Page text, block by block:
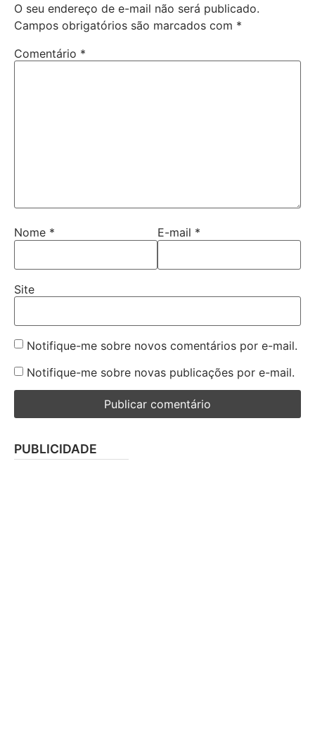
O seu endereço de e-mail não será publicado.
Campos obrigatórios são marcados com *
Comentário *
Nome * E-mail *
Site
Notifique-me sobre novos comentários por e-mail.
Notifique-me sobre novas publicações por e-mail.
PUBLICIDADE